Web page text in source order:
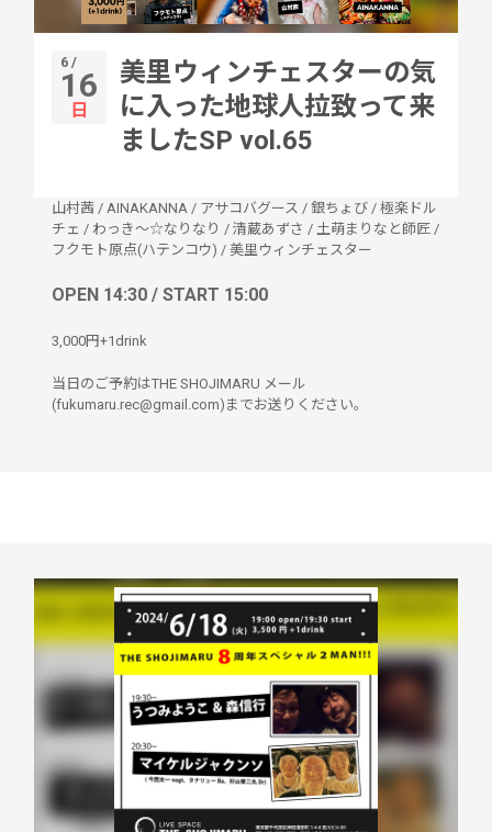
6 /
16
日
美里ウィンチェスターの気
に入った地球人拉致って来
ましたSP vol.65
山村茜 / AINAKANNA / アサコバグース / 銀ちょび / 極楽ドル
チェ / わっき〜☆なりなり / 清蔵あずさ / 土萌まりなと師匠 /
フクモト原点(ハテンコウ) / 美里ウィンチェスター
OPEN 14:30 / START 15:00
3,000円+1drink
当日のご予約はTHE SHOJIMARU メール
(fukumaru.rec@gmail.com)までお送りください。